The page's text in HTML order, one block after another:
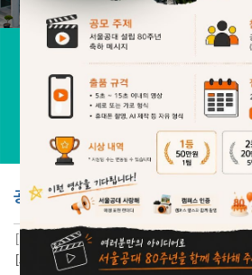
공지사항 더보기
[ 공과대학동창회 ]